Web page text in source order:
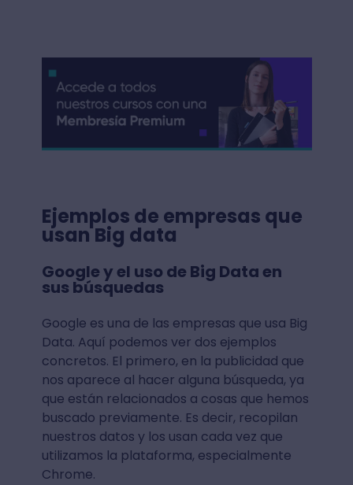
Ejemplos de empresas que
usan Big data
Google y el uso de Big Data en
sus búsquedas
Google es una de las empresas que usa Big
Data. Aquí podemos ver dos ejemplos
concretos. El primero, en la publicidad que
nos aparece al hacer alguna búsqueda, ya
que están relacionados a cosas que hemos
buscado previamente. Es decir, recopilan
nuestros datos y los usan cada vez que
utilizamos la plataforma, especialmente
Chrome.